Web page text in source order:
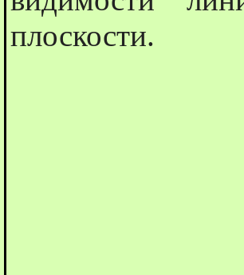
плоскости.